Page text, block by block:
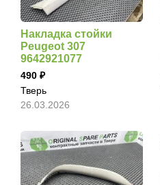
Накладка стойки
Peugeot 307
9642921077
490
Тверь
26.03.2026